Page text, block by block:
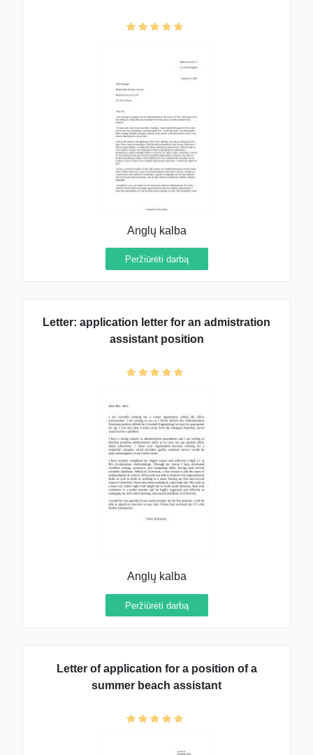
Anglų kalba
Peržiūrėti darbą
Letter: application letter for an admistration
assistant position
Anglų kalba
Peržiūrėti darbą
Letter of application for a position of a
summer beach assistant